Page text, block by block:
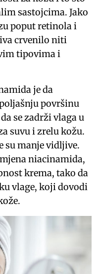
sastojcima. Jako
poput retinola i
crvenilo niti
tipovima i
je da
površinu
se zadrži vlaga u
suvu i zrelu kožu.
su manje vidljive.
niacinamida,
krema, tako da
vlage, koji dovodi